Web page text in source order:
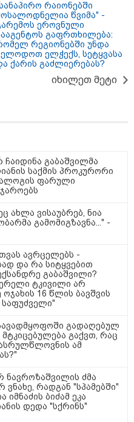
/ 09-08-2026
ხარკოვს და ოდესას
არიან დაღუპულები
- რა
ავრცელებს
მერი?
ირანული
გაფართოებას, თუმცა
ამერიკას უყენებს
- ჯო უილსონი
უსაფრთხოების
ხელმძღვანელი
უყენებს
კაკაბაძე - ნატა
საქმეზე საზოგადოება
დღეებში გაიგებს
დაიდება პირველი
შედეგი და
ცნობენ
რაიონებში
წვიმა" -
ეროვნული
გაფრთხილება:
რეგიონებში უნდა
ელჭექს, სეტყვასა
ქარის გაძლიერებას?
იხილეთ მეტი
გაბაშვილმა
საქმის პროკურორი
ფარული
ახლა ვისაუბრებ, ნია
გამომიგზავნა..." -
ავრცელებს -
და რა სიტყვებით
გაბაშვილი?
ტკივილი არ
16 წლის ბავშვის
გადაღებულ
მტკიცებულება გაქვთ, რაც
ამ
ნავროზაშვილის ძმა
ვნახე, რადგან "სპამებში"
იმნაძის ბიძამ ეკა
დედა "სქრინს"